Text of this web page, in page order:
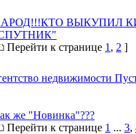
ВЫКУПИЛ
Перейти к странице 1 , 2 ]
недвижимости
же "Новинка"???
Перейти к странице 1 ... 3,